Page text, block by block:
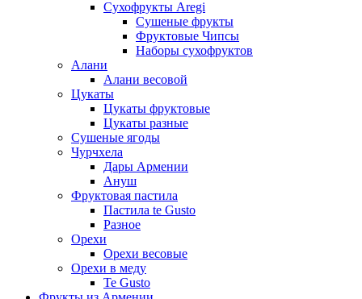
Сухофрукты Aregi
Сушеные фрукты
Фруктовые Чипсы
Наборы сухофруктов
Алани
Алани весовой
Цукаты
Цукаты фруктовые
Цукаты разные
Сушеные ягоды
Чурчхела
Дары Армении
Ануш
Фруктовая пастила
Пастила te Gusto
Разное
Орехи
Орехи весовые
Орехи в меду
Te Gusto